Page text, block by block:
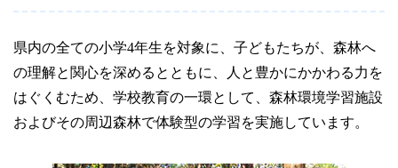
県内の全ての小学4年生を対象に、子どもたちが、森林へ
の理解と関心を深めるとともに、人と豊かにかかわる力を
はぐくむため、学校教育の一環として、森林環境学習施設
およびその周辺森林で体験型の学習を実施しています。